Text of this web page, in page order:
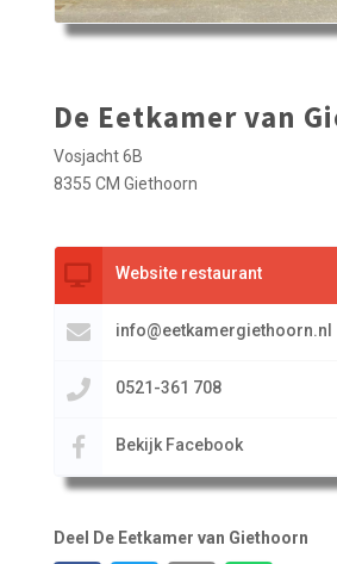
De Eetkamer van
Vosjacht 6B
8355 CM Giethoorn
Website restaurant
info@eetkamergiethoorn.nl
0521-361 708
Bekijk Facebook
Deel De Eetkamer van Giethoorn